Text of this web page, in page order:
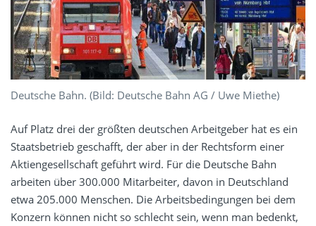
Deutsche Bahn. (Bild: Deutsche Bahn AG / Uwe Miethe)
Auf Platz drei der größten deutschen Arbeitgeber hat es ein
Staatsbetrieb geschafft, der aber in der Rechtsform einer
Aktiengesellschaft geführt wird. Für die Deutsche Bahn
arbeiten über 300.000 Mitarbeiter, davon in Deutschland
etwa 205.000 Menschen. Die Arbeitsbedingungen bei dem
Konzern können nicht so schlecht sein, wenn man bedenkt,